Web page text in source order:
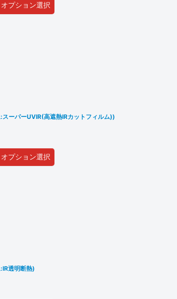
オプション選択
ーパーUVIR(高遮熱IRカットフィルム))
オプション選択
透明断熱)